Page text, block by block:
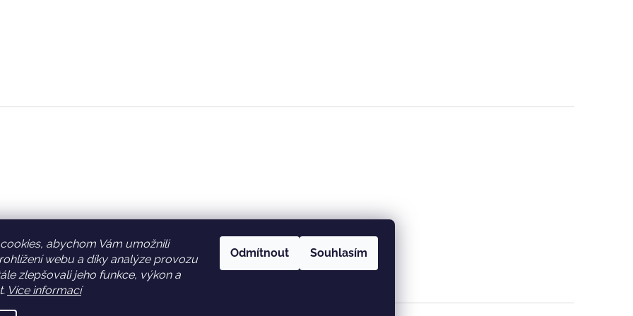
abychom Vám umožnili
webu a díky analýze provozu
zlepšovali jeho funkce, výkon a
Více informací
Odmítnout Souhlasím
Facebook Věrnostní slevy